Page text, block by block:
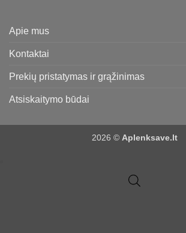
Apie mus
Kontaktai
Prekių pristatymas ir grąžinimas
Atsiskaitymo būdai
2026 © Aplenksave.lt